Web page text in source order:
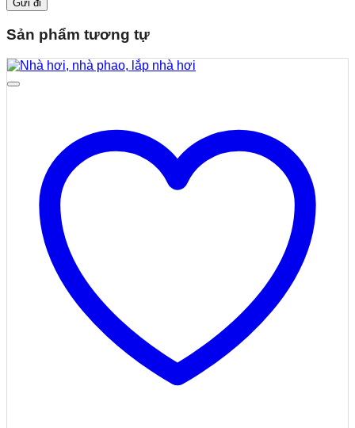
Sản phẩm tương tự